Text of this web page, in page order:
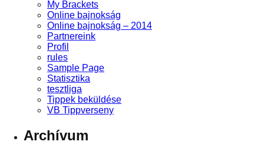
My Brackets
Online bajnokság
Online bajnokság – 2014
Partnereink
Profil
rules
Sample Page
Statisztika
tesztliga
Tippek beküldése
VB Tippverseny
Archívum